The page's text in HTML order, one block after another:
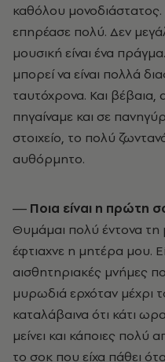
καθόλου μονοδιάστατος.
επηρέασε πολύ. Δεν
μουσική είναι ένα
μπορεί να είναι πολλά
ταυτόχρονα. Και βέβαια,
πηγαίναμε και σε
στοιχείο, το πολύ
αυθόρμητο.
― Ποια είναι η πρώτη
Θυμάμαι πολύ έντονα
έφτιαχνε η μητέρα μου.
αισθητηριακές μνήμες
μυρωδιά ερχόταν μέχρι
καταλάβαινα ότι κάτι
μείνει και κάποιες πολύ
το σοκ που είχα πάθει